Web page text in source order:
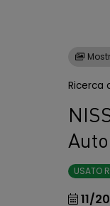
Ricerca
USATO
11/